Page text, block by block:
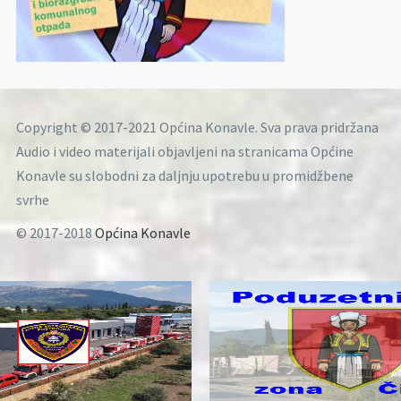
Copyright © 2017-2021 Općina Konavle. Sva prava pridržana
Audio i video materijali objavljeni na stranicama Općine
Konavle su slobodni za daljnju upotrebu u promidžbene
svrhe
© 2017-2018Općina Konavle